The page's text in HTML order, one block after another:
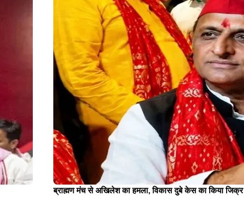
ब्राह्मण मंच से अखिलेश का हमला, विकास दुबे केस का किया जिक्र